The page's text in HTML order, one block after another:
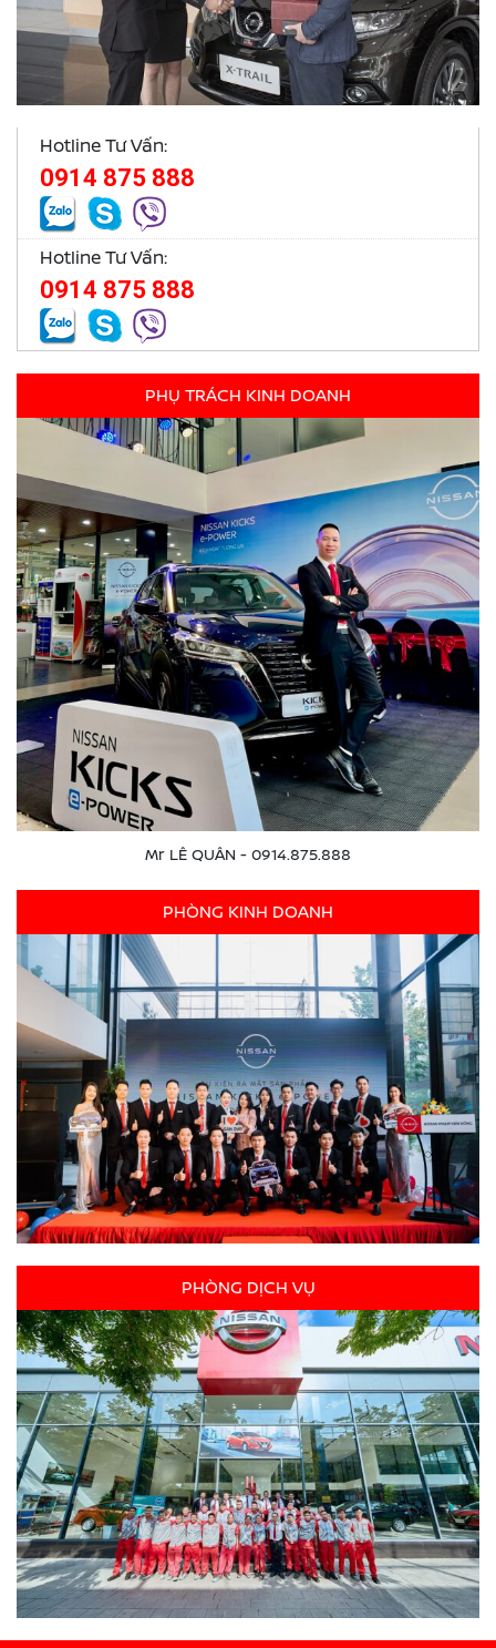
Hotline Tư Vấn:
0914 875 888
Hotline Tư Vấn:
0914 875 888
PHỤ TRÁCH KINH DOANH
Mr LÊ QUÂN - 0914.875.888
PHÒNG KINH DOANH
PHÒNG DỊCH VỤ